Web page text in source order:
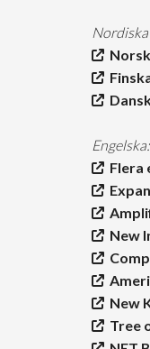
Engelska:
Flera
New
New
Tree